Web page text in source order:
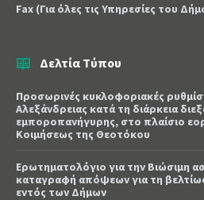
Fax (Για όλες τις Υπηρεσίες του
Δελτία Τύπου
Προσωρινές κυκλοφοριακές
Αλεξάνδρειας κατά τη διάρκεια
εμποροπανήγυρης, στο πλαίσιο
Κοιμήσεως της Θεοτόκου
Ερωτηματολόγιο για την Βιώσιμη
καταγραφή απόψεων για τη
εντός των Δήμων